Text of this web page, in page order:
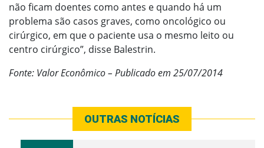
não ficam doentes como antes e quando há um
problema são casos graves, como oncológico ou
cirúrgico, em que o paciente usa o mesmo leito ou
centro cirúrgico”, disse Balestrin.
Fonte: Valor Econômico – Publicado em 25/07/2014
OUTRAS NOTÍCIAS